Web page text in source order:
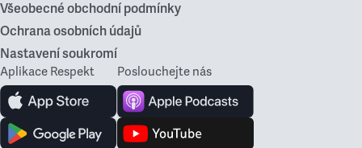
Všeobecné obchodní podmínky
Ochrana osobních údajů
Nastavení soukromí
Aplikace Respekt Poslouchejte nás